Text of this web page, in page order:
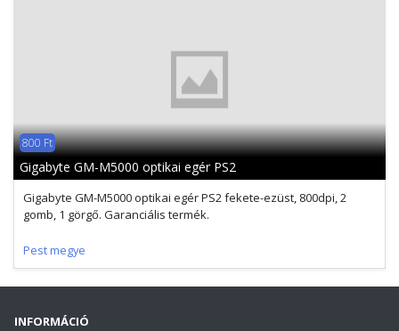
800 Ft
Gigabyte GM-M5000 optikai egér PS2
Gigabyte GM-M5000 optikai egér PS2 fekete-ezüst, 800dpi, 2
gomb, 1 görgő. Garanciális termék.
Pest megye
INFORMÁCIÓ